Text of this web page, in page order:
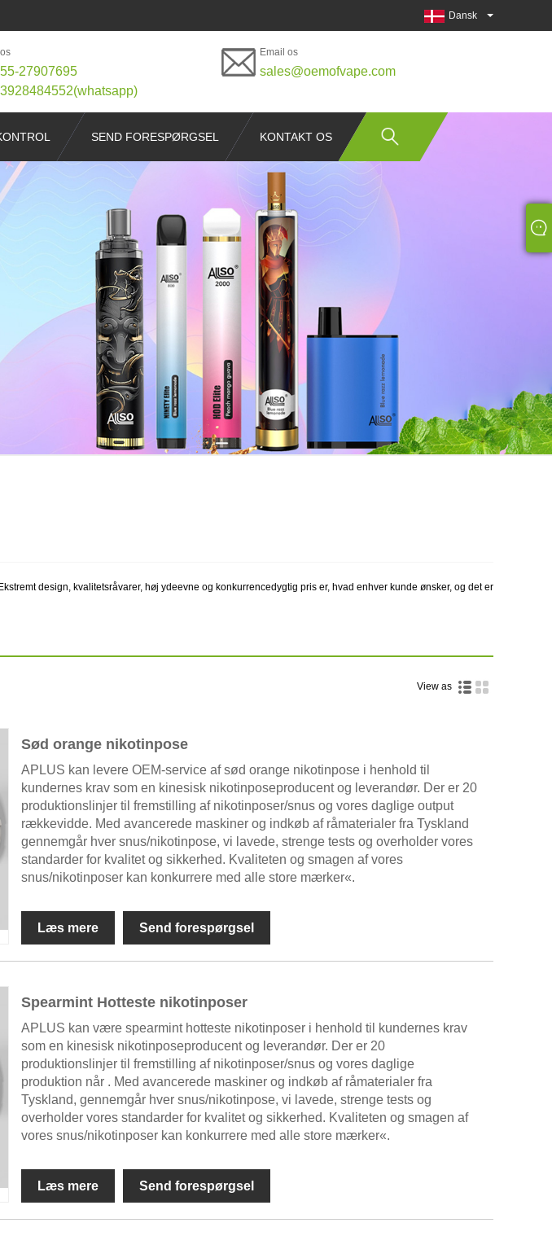
Dansk
27907695
Email os
sales@oemofvape.com
SEND FORESPØRGSEL KONTAKT OS
design, kvalitetsråvarer, høj ydeevne og konkurrencedygtig pris er, hvad enhver kunde ønsker, og det er
View as
Sød orange nikotinpose
APLUS kan levere OEM-service af sød orange nikotinpose i henhold til
kundernes krav som en kinesisk nikotinposeproducent og leverandør. Der er 20
produktionslinjer til fremstilling af nikotinposer/snus og vores daglige output
rækkevidde. Med avancerede maskiner og indkøb af råmaterialer fra Tyskland
gennemgår hver snus/nikotinpose, vi lavede, strenge tests og overholder vores
standarder for kvalitet og sikkerhed. Kvaliteten og smagen af ​​vores
snus/nikotinposer kan konkurrere med alle store mærker«.
Læs mere Send forespørgsel
Spearmint Hotteste nikotinposer
APLUS kan være spearmint hotteste nikotinposer i henhold til kundernes krav
som en kinesisk nikotinposeproducent og leverandør. Der er 20
produktionslinjer til fremstilling af nikotinposer/snus og vores daglige
produktion når . Med avancerede maskiner og indkøb af råmaterialer fra
Tyskland, gennemgår hver snus/nikotinpose, vi lavede, strenge tests og
overholder vores standarder for kvalitet og sikkerhed. Kvaliteten og smagen af ​​
vores snus/nikotinposer kan konkurrere med alle store mærker«.
Læs mere Send forespørgsel